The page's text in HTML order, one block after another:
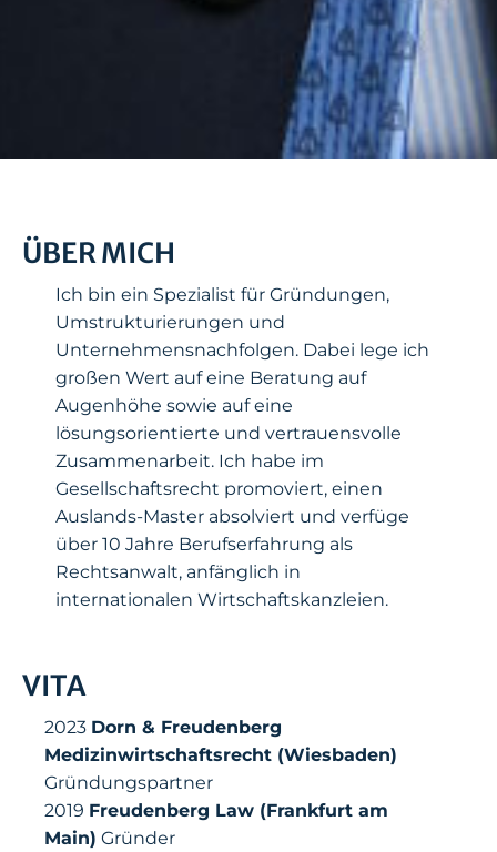
ÜBER MICH
Ich bin ein Spezialist für Gründungen,
Umstrukturierungen und
Unternehmensnachfolgen. Dabei lege ich
großen Wert auf eine Beratung auf
Augenhöhe sowie auf eine
lösungsorientierte und vertrauensvolle
Zusammenarbeit. Ich habe im
Gesellschaftsrecht promoviert, einen
Auslands-Master absolviert und verfüge
über 10 Jahre Berufserfahrung als
Rechtsanwalt, anfänglich in
internationalen Wirtschaftskanzleien.
VITA
2023 Dorn & Freudenberg
Medizinwirtschaftsrecht (Wiesbaden)
Gründungspartner
2019 Freudenberg Law (Frankfurt am
Main) Gründer